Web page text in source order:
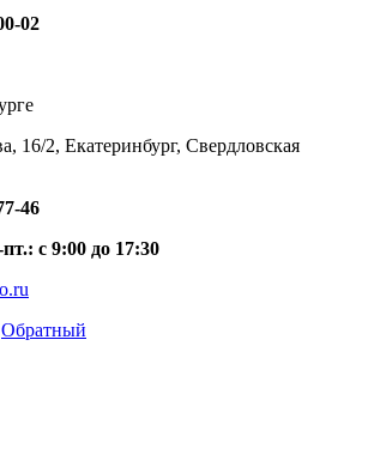
02
16/2, Екатеринбург, Свердловская
46
с 9:00 до 17:30
Обратный